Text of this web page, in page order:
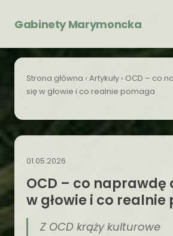
Gabinety Marymoncka
Strona główna › Artykuły › OCD – co
się w głowie i co realnie pomaga
01.05.2026
OCD – co naprawdę
w głowie i co
Z OCD krąży kulturowe